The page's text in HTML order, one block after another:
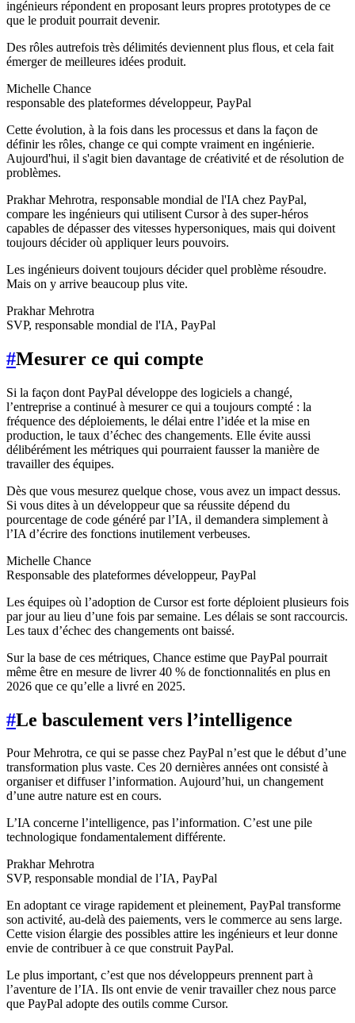
ingénieurs répondent en proposant leurs propres prototypes de ce
que le produit pourrait devenir.
Des rôles autrefois très délimités deviennent plus flous, et cela fait
émerger de meilleures idées produit.
Michelle Chance
responsable des plateformes développeur, PayPal
Cette évolution, à la fois dans les processus et dans la façon de
définir les rôles, change ce qui compte vraiment en ingénierie.
Aujourd'hui, il s'agit bien davantage de créativité et de résolution de
problèmes.
Prakhar Mehrotra, responsable mondial de l'IA chez PayPal,
compare les ingénieurs qui utilisent Cursor à des super-héros
capables de dépasser des vitesses hypersoniques, mais qui doivent
toujours décider où appliquer leurs pouvoirs.
Les ingénieurs doivent toujours décider quel problème résoudre.
Mais on y arrive beaucoup plus vite.
Prakhar Mehrotra
SVP, responsable mondial de l'IA, PayPal
#Mesurer ce qui compte
Si la façon dont PayPal développe des logiciels a changé,
l’entreprise a continué à mesurer ce qui a toujours compté : la
fréquence des déploiements, le délai entre l’idée et la mise en
production, le taux d’échec des changements. Elle évite aussi
délibérément les métriques qui pourraient fausser la manière de
travailler des équipes.
Dès que vous mesurez quelque chose, vous avez un impact dessus.
Si vous dites à un développeur que sa réussite dépend du
pourcentage de code généré par l’IA, il demandera simplement à
l’IA d’écrire des fonctions inutilement verbeuses.
Michelle Chance
Responsable des plateformes développeur, PayPal
Les équipes où l’adoption de Cursor est forte déploient plusieurs fois
par jour au lieu d’une fois par semaine. Les délais se sont raccourcis.
Les taux d’échec des changements ont baissé.
Sur la base de ces métriques, Chance estime que PayPal pourrait
même être en mesure de livrer 40 % de fonctionnalités en plus en
2026 que ce qu’elle a livré en 2025.
#Le basculement vers l’intelligence
Pour Mehrotra, ce qui se passe chez PayPal n’est que le début d’une
transformation plus vaste. Ces 20 dernières années ont consisté à
organiser et diffuser l’information. Aujourd’hui, un changement
d’une autre nature est en cours.
L’IA concerne l’intelligence, pas l’information. C’est une pile
technologique fondamentalement différente.
Prakhar Mehrotra
SVP, responsable mondial de l’IA, PayPal
En adoptant ce virage rapidement et pleinement, PayPal transforme
son activité, au-delà des paiements, vers le commerce au sens large.
Cette vision élargie des possibles attire les ingénieurs et leur donne
envie de contribuer à ce que construit PayPal.
Le plus important, c’est que nos développeurs prennent part à
l’aventure de l’IA. Ils ont envie de venir travailler chez nous parce
que PayPal adopte des outils comme Cursor.